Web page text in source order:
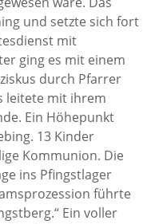
und setzte sich fort
mit
ging es mit einem
durch Pfarrer
leitete mit ihrem
Ein Höhepunkt
13 Kinder
Kommunion. Die
ins Pfingstlager
führte
Ein voller